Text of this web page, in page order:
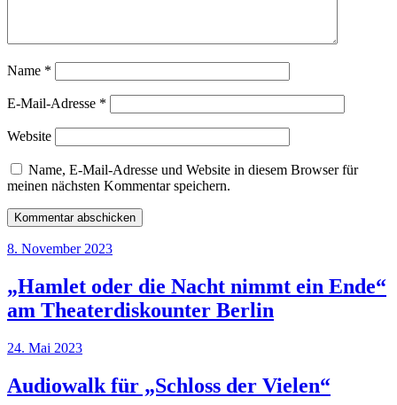
Name *
E-Mail-Adresse *
Website
Name, E-Mail-Adresse und Website in diesem Browser für
meinen nächsten Kommentar speichern.
8. November 2023
„Hamlet oder die Nacht nimmt ein Ende“
am Theaterdiskounter Berlin
24. Mai 2023
Audiowalk für „Schloss der Vielen“